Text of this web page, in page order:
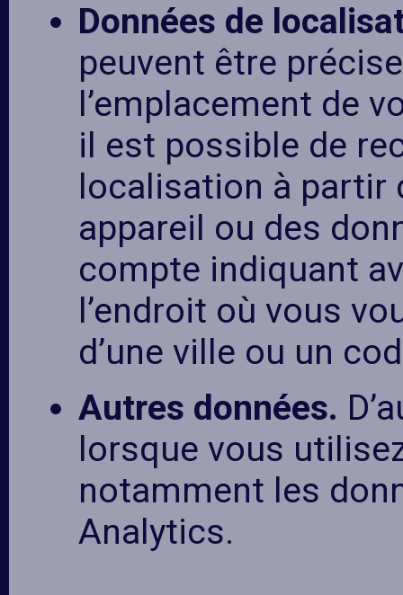
Données de
peuvent être
l’emplacement de
il est possible de
localisation à partir
appareil ou des
compte indiquant
l’endroit où vous
d’une ville ou un
Autres données.
lorsque vous
notamment les
Analytics.